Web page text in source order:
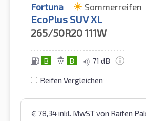
Fortuna Sommerreifen
EcoPlus SUV XL
265/50R20111W
B B 71 dB
Reifen Vergleichen
€ 78,34inkl. MwSTvon Raifen